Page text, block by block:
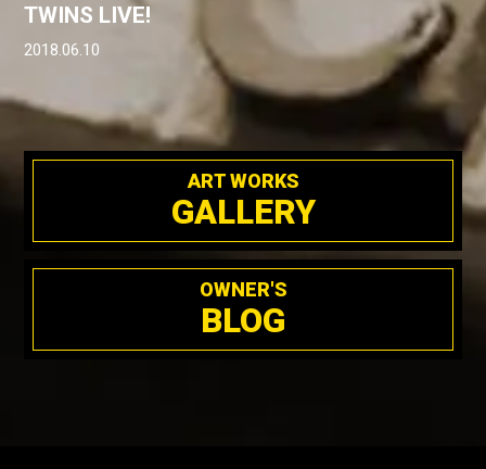
TWINS LIVE!
2018.06.10
ART WORKS
GALLERY
OWNER'S
BLOG